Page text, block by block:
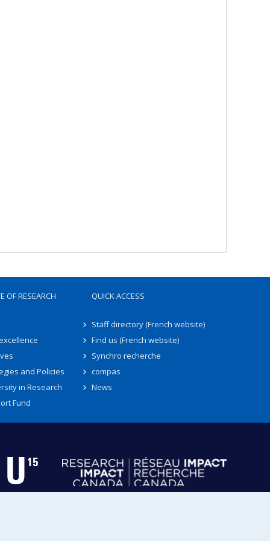
OF RESEARCH
and Policies
in Research
Fund
QUICK ACCESS
Staff directory (French website)
Find us (French website)
Synchro recherche
compas
News